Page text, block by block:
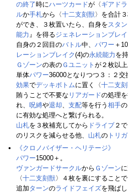
の終了時にハーツカードが〈 ギアド
ルか手札から〈十二支刻獣〉を合計
ができ、３枚置いたら、自身をスタ
能力 』を得るジェネレーションブレイ
自身の２回目のバトル中、 パワー ＋
レーションブレイク(4)の永続能力 を
Ｇゾーンの表の Ｇユニット が２枚以
単体パワー36000となりつつ３：２交
効果でデッキボトムに置く〈十二支
賄うことで不要な リアガードの処理
れ、 呪縛や退却、 支配等を行う 相手の
に有効な処理へと繋げられる。
山札を３枚補充してから ドライブ ２で
のリスクを減らせる他、 山札の トリ
《クロノバイザー・ヘリテージ》
パワー15000＋。
ヴァンガードサークルから Ｇゾーン
〈十二支刻獣〉４枚を裏にすること
追加ターンのライドフェイズを飛ばし